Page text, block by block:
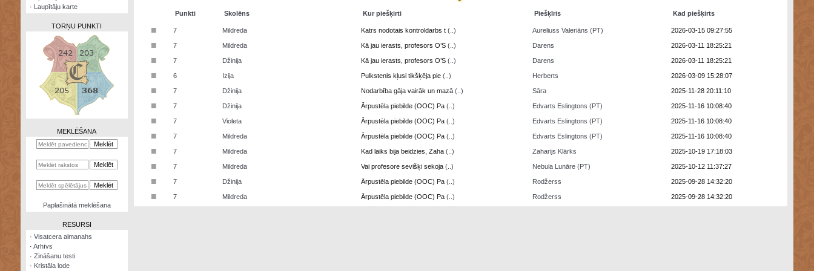
kalkulators
· Laupītāju karte
TORŅU PUNKTI
MEKLĒŠANA
Paplašinātā meklēšana
RESURSI
· Visatcera almanahs
· Arhīvs
· Zināšanu testi
· Kristāla lode
Punkti Skolēns Kur piešķirti Piešķīris Kad piešķirts
■ 7 Mildreda Katrs nodotais kontroldarbs t (..) Aureliuss Valeriāns (PT) 2026-03-15 09:27:55
■ 7 Mildreda Kā jau ierasts, profesors O’S (..) Darens 2026-03-11 18:25:21
■ 7 Džinija Kā jau ierasts, profesors O’S (..) Darens 2026-03-11 18:25:21
■ 6 Izija Pulkstenis kļusi tikšķēja pie (..) Herberts 2026-03-09 15:28:07
■ 7 Džinija Nodarbība gāja vairāk un mazā (..) Sāra 2025-11-28 20:11:10
■ 7 Džinija Ārpustēla piebilde (OOC) Pa (..) Edvarts Eslingtons (PT) 2025-11-16 10:08:40
■ 7 Violeta Ārpustēla piebilde (OOC) Pa (..) Edvarts Eslingtons (PT) 2025-11-16 10:08:40
■ 7 Mildreda Ārpustēla piebilde (OOC) Pa (..) Edvarts Eslingtons (PT) 2025-11-16 10:08:40
■ 7 Mildreda Kad laiks bija beidzies, Zaha (..) Zaharijs Klārks 2025-10-19 17:18:03
■ 7 Mildreda Vai profesore sevišķi sekoja (..) Nebula Lunāre (PT) 2025-10-12 11:37:27
■ 7 Džinija Ārpustēla piebilde (OOC) Pa (..) Rodžerss 2025-09-28 14:32:20
■ 7 Mildreda Ārpustēla piebilde (OOC) Pa (..) Rodžerss 2025-09-28 14:32:20